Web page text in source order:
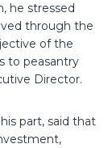
he stressed
through the
of the
to peasantry
Director.
part, said that